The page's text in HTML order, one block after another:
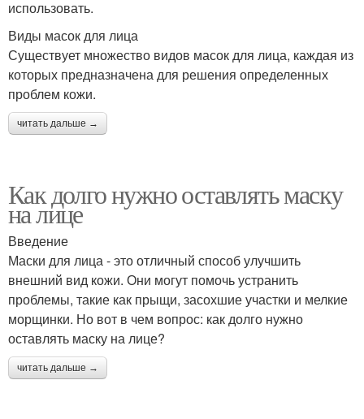
использовать.
Виды масок для лица
Существует множество видов масок для лица, каждая из
которых предназначена для решения определенных
проблем кожи.
читать дальше →
Как долго нужно оставлять маску
на лице
Введение
Маски для лица - это отличный способ улучшить
внешний вид кожи. Они могут помочь устранить
проблемы, такие как прыщи, засохшие участки и мелкие
морщинки. Но вот в чем вопрос: как долго нужно
оставлять маску на лице?
читать дальше →